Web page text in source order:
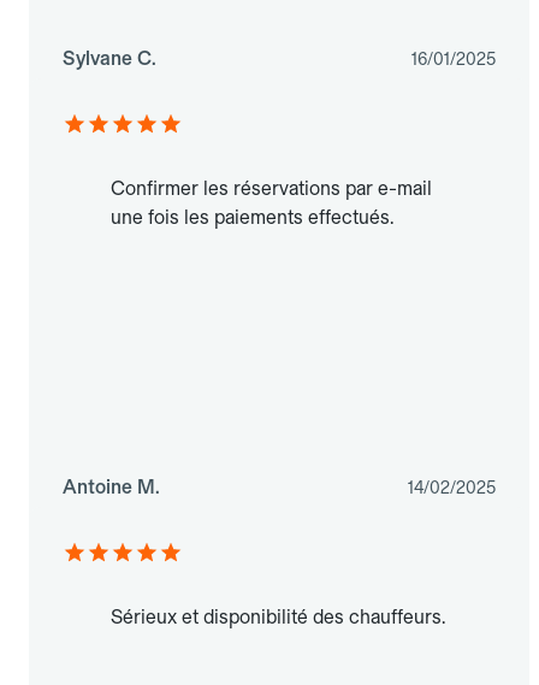
Sylvane C. 16/01/2025
Confirmer les réservations par e-mail
une fois les paiements effectués.
Antoine M. 14/02/2025
Sérieux et disponibilité des chauffeurs.